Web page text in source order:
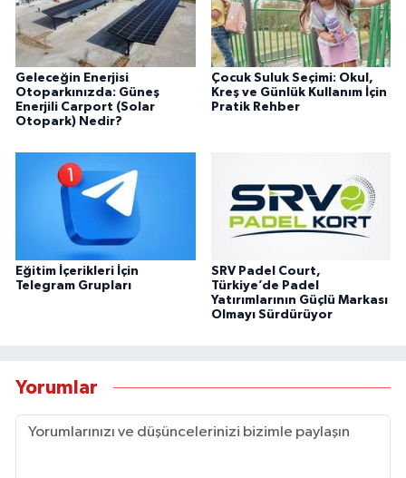
Geleceğin Enerjisi
Otoparkınızda: Güneş
Enerjili Carport (Solar
Otopark) Nedir?
Çocuk Suluk Seçimi: Okul,
Kreş ve Günlük Kullanım İçin
Pratik Rehber
Eğitim İçerikleri İçin
Telegram Grupları
SRV Padel Court,
Türkiye’de Padel
Yatırımlarının Güçlü Markası
Olmayı Sürdürüyor
Yorumlar